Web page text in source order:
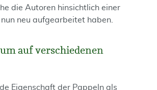
die Autoren hinsichtlich einer
neu aufgearbeitet haben.
auf verschiedenen
Eigenschaft der Pappeln als